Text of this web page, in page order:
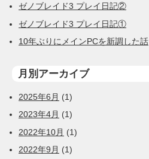
ゼノブレイド3 プレイ日記②
ゼノブレイド3 プレイ日記①
10年ぶりにメインPCを新調した話
月別アーカイブ
2025年6月 (1)
2023年4月 (1)
2022年10月 (1)
2022年9月 (1)